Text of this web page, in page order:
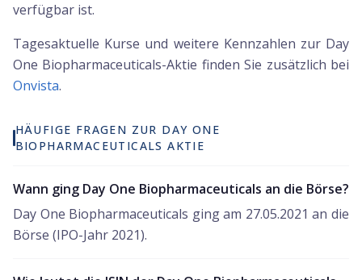
verfügbar ist.
Tagesaktuelle Kurse und weitere Kennzahlen zur Day
One Biopharmaceuticals-Aktie finden Sie zusätzlich bei
Onvista.
HÄUFIGE FRAGEN ZUR DAY ONE
BIOPHARMACEUTICALS AKTIE
Wann ging Day One Biopharmaceuticals an die Börse?
Day One Biopharmaceuticals ging am 27.05.2021 an die
Börse (IPO-Jahr 2021).